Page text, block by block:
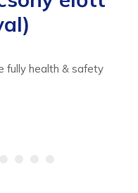
fully health & safety